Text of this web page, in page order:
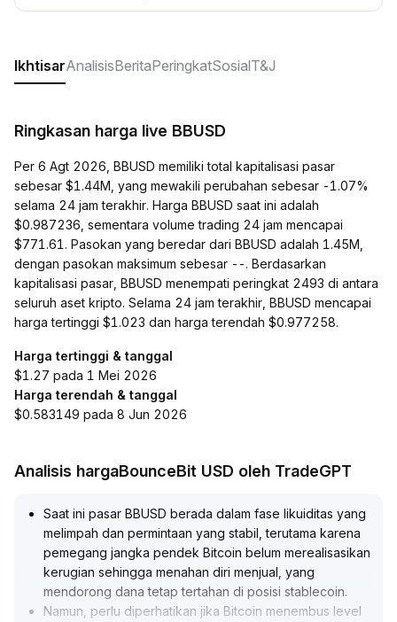
IkhtisarAnalisisBeritaPeringkatSosialT&J
Ringkasan harga live BBUSD
Per 6 Agt 2026, BBUSD memiliki total kapitalisasi pasar
sebesar $1.44M, yang mewakili perubahan sebesar -1.07%
selama 24 jam terakhir. Harga BBUSD saat ini adalah
$0.987236, sementara volume trading 24 jam mencapai
$771.61. Pasokan yang beredar dari BBUSD adalah 1.45M,
dengan pasokan maksimum sebesar --. Berdasarkan
kapitalisasi pasar, BBUSD menempati peringkat 2493 di antara
seluruh aset kripto. Selama 24 jam terakhir, BBUSD mencapai
harga tertinggi $1.023 dan harga terendah $0.977258.
Harga tertinggi & tanggal
$1.27 pada 1 Mei 2026
Harga terendah & tanggal
$0.583149 pada 8 Jun 2026
Analisis hargaBounceBit USD oleh TradeGPT
Saat ini pasar BBUSD berada dalam fase likuiditas yang
melimpah dan permintaan yang stabil, terutama karena
pemegang jangka pendek Bitcoin belum merealisasikan
kerugian sehingga menahan diri menjual, yang
mendorong dana tetap tertahan di posisi stablecoin.
Namun, perlu diperhatikan jika Bitcoin menembus level